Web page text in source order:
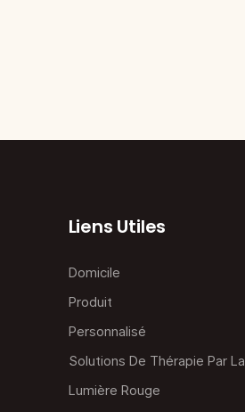
Liens Utiles
Domicile
Produit
Personnalisé
Solutions De Thérapie Par La
Lumière Rouge